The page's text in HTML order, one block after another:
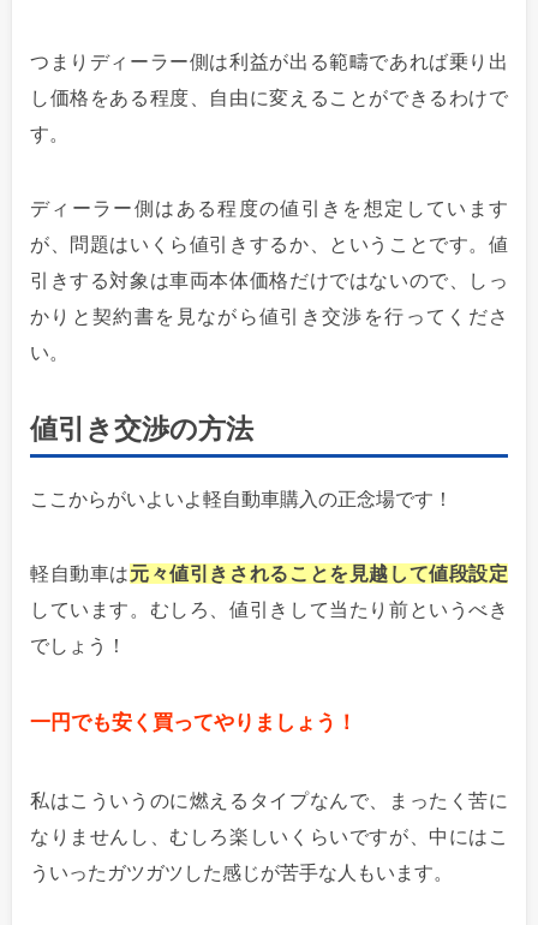
つまりディーラー側は利益が出る範疇であれば乗り出
し価格をある程度、自由に変えることができるわけで
す。
ディーラー側はある程度の値引きを想定しています
が、問題はいくら値引きするか、ということです。値
引きする対象は車両本体価格だけではないので、しっ
かりと契約書を見ながら値引き交渉を行ってくださ
い。
値引き交渉の方法
ここからがいよいよ軽自動車購入の正念場です！
軽自動車は元々値引きされることを見越して値段設定
しています。むしろ、値引きして当たり前というべき
でしょう！
一円でも安く買ってやりましょう！
私はこういうのに燃えるタイプなんで、まったく苦に
なりませんし、むしろ楽しいくらいですが、中にはこ
ういったガツガツした感じが苦手な人もいます。